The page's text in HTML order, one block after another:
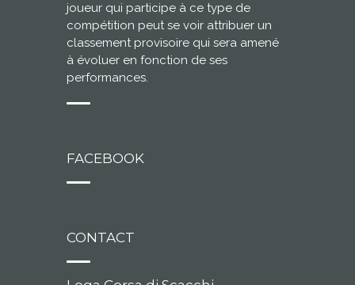
joueur qui participe à ce type de
compétition peut se voir attribuer un
classement provisoire qui sera amené
à évoluer en fonction de ses
performances.
FACEBOOK
CONTACT